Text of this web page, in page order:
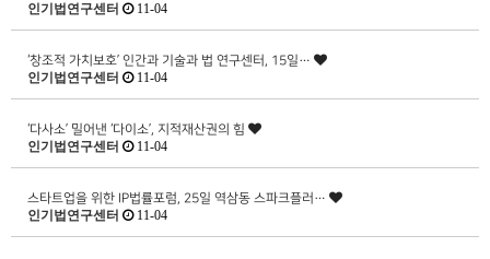
인기법연구센터 11-04
‘창조적 가치보호’ 인간과 기술과 법 연구센터, 15일…
인기법연구센터 11-04
‘다사소’ 밀어낸 ‘다이소’, 지적재산권의 힘
인기법연구센터 11-04
스타트업을 위한 IP법률포럼, 25일 역삼동 스파크플러…
인기법연구센터 11-04